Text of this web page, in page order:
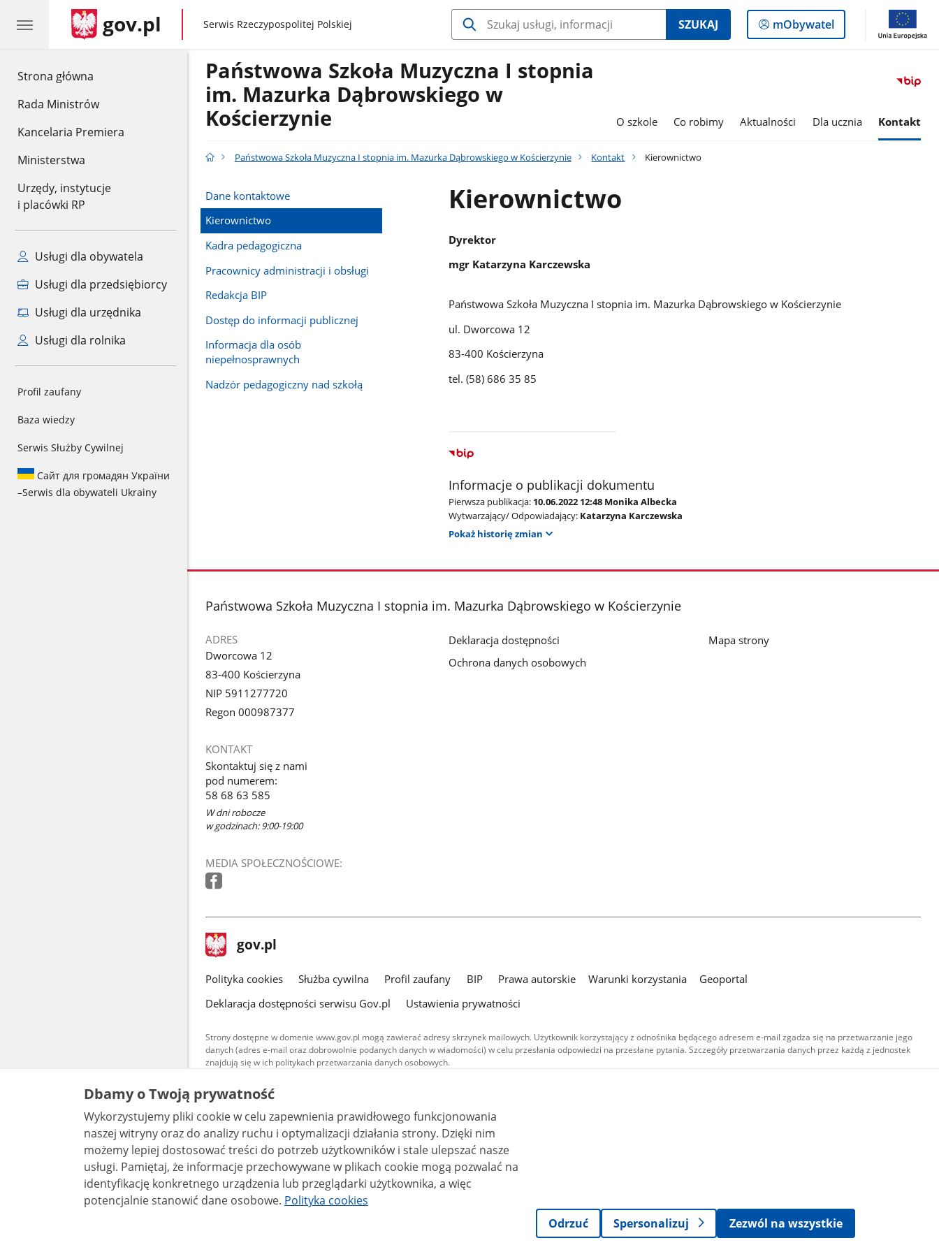
Strona główna
Rada Ministrów
Kancelaria Premiera
Ministerstwa
Urzędy, instytucje
i placówki RP
Usługi dla obywatela
Usługi dla przedsiębiorcy
Usługi dla urzędnika
Usługi dla rolnika
Profil zaufany
Baza wiedzy
Serwis Służby Cywilnej
Сайт для громадян України
–Serwis dla obywateli Ukrainy
gov.pl gov.pl
Serwis Rzeczypospolitej Polskiej SZUKAJ
Logowanie
do
mObywatel
Państwowa Szkoła Muzyczna I stopnia
im. Mazurka Dąbrowskiego w
Kościerzynie
O szkole Co robimy Aktualności Dla ucznia Kontakt
Państwowa Szkoła Muzyczna I stopnia im. Mazurka Dąbrowskiego w Kościerzynie Kontakt Kierownictwo
Dane kontaktowe
Kierownictwo
Kadra pedagogiczna
Pracownicy administracji i obsługi
Redakcja BIP
Dostęp do informacji publicznej
Informacja dla osób
niepełnosprawnych
Nadzór pedagogiczny nad szkołą
Kierownictwo
Dyrektor
mgr Katarzyna Karczewska
Państwowa Szkoła Muzyczna I stopnia im. Mazurka Dąbrowskiego w Kościerzynie
ul. Dworcowa 12
83-400 Kościerzyna
tel. (58) 686 35 85
Informacje o publikacji dokumentu
Pierwsza publikacja: 10.06.2022 12:48 Monika Albecka
Wytwarzający/ Odpowiadający: Katarzyna Karczewska
Pokaż historię zmian
stopka
Państwowa Szkoła Muzyczna I stopnia im. Mazurka Dąbrowskiego w Kościerzynie
ADRES
Dworcowa 12
83-400 Kościerzyna
NIP 5911277720
Regon 000987377
KONTAKT
Skontaktuj się z nami
pod numerem:
58 68 63 585
W dni robocze
w godzinach: 9:00-19:00
MEDIA SPOŁECZNOŚCIOWE:
Deklaracja dostępności
Ochrona danych osobowych
Mapa strony
stopka
gov.pl Strona
gov.pl
gov.pl
Polityka cookies Służba cywilna Profil zaufany BIP Prawa autorskie Warunki korzystania
Geoportal
Deklaracja dostępności serwisu Gov.pl
Ustawienia prywatności
Strony dostępne w domenie www.gov.pl mogą zawierać adresy skrzynek mailowych. Użytkownik korzystający z odnośnika będącego adresem e-mail zgadza się na przetwarzanie jego
danych (adres e-mail oraz dobrowolnie podanych danych w wiadomości) w celu przesłania odpowiedzi na przesłane pytania. Szczegóły przetwarzania danych przez każdą z jednostek
znajdują się w ich politykach przetwarzania danych osobowych.
Treści tekstowe publikowane w serwisie (z wyłączeniem treści audiowizualnych), są
udostępniane na licencji typu Creative Commons: uznanie autorstwa - na tych samych
warunkach 4.0 (CC BY-SA 4.0). Materiały audiowizualne, w tym zdjęcia, materiały audio i wideo,
są udostępniane na licencji typu Creative Commons: uznanie autorstwa użycie niekomercyjne -
bez utworów zależnych 4.0 (CC BY-NC-ND 4.0), o ile nie jest to stwierdzone inaczej.
Dbamy o Twoją prywatność
Wykorzystujemy pliki cookie w celu zapewnienia prawidłowego funkcjonowania
naszej witryny oraz do analizy ruchu i optymalizacji działania strony. Dzięki nim
możemy lepiej dostosować treści do potrzeb użytkowników i stale ulepszać nasze
usługi. Pamiętaj, że informacje przechowywane w plikach cookie mogą pozwalać na
identyfikację konkretnego urządzenia lub przeglądarki użytkownika, a więc
potencjalnie stanowić dane osobowe. Polityka cookies
Odrzuć
Spersonalizuj Zezwól na wszystkie